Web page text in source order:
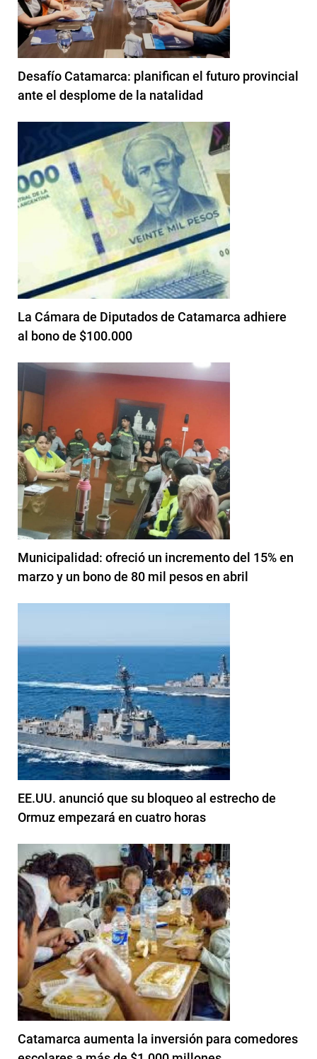
Desafío Catamarca: planifican el futuro provincial
ante el desplome de la natalidad
La Cámara de Diputados de Catamarca adhiere
al bono de $100.000
Municipalidad: ofreció un incremento del 15% en
marzo y un bono de 80 mil pesos en abril
EE.UU. anunció que su bloqueo al estrecho de
Ormuz empezará en cuatro horas
Catamarca aumenta la inversión para comedores